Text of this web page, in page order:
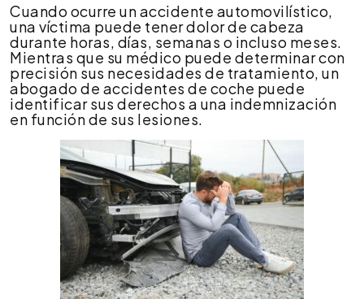
Cuando ocurre un accidente automovilístico,
una víctima puede tener dolor de cabeza
durante horas, días, semanas o incluso meses.
Mientras que su médico puede determinar con
precisión sus necesidades de tratamiento, un
abogado de accidentes de coche puede
identificar sus derechos a una indemnización
en función de sus lesiones.